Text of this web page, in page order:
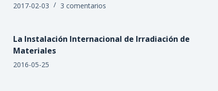
2017-02-03 3 comentarios
La Instalación Internacional de Irradiación de
Materiales
2016-05-25